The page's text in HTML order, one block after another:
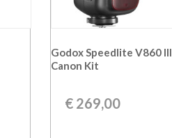
Godox Speedlite V860 III
Canon Kit
€ 269,00